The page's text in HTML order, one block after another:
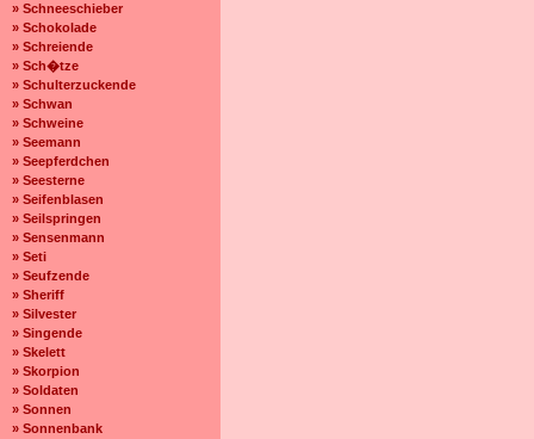
» Schneeschieber
» Schokolade
» Schreiende
» Sch�tze
» Schulterzuckende
» Schwan
» Schweine
» Seemann
» Seepferdchen
» Seesterne
» Seifenblasen
» Seilspringen
» Sensenmann
» Seti
» Seufzende
» Sheriff
» Silvester
» Singende
» Skelett
» Skorpion
» Soldaten
» Sonnen
» Sonnenbank